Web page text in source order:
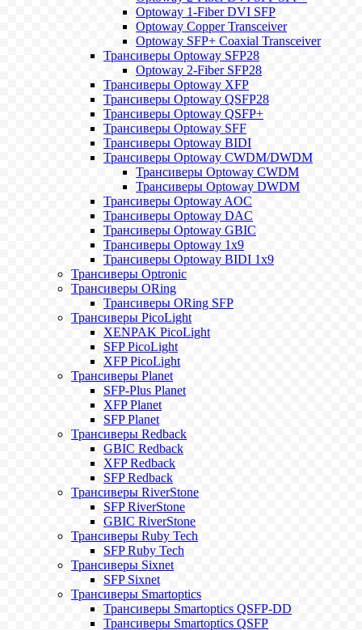
Optoway 1-Fiber DVI SFP
Optoway Copper Transceiver
Optoway SFP+ Coaxial Transceiver
Трансиверы Optoway SFP28
Optoway 2-Fiber SFP28
Трансиверы Optoway XFP
Трансиверы Optoway QSFP28
Трансиверы Optoway QSFP+
Трансиверы Optoway SFF
Трансиверы Optoway BIDI
Трансиверы Optoway CWDM/DWDM
Трансиверы Optoway CWDM
Трансиверы Optoway DWDM
Трансиверы Optoway AOC
Трансиверы Optoway DAC
Трансиверы Optoway GBIC
Трансиверы Optoway 1х9
Трансиверы Optoway BIDI 1x9
Трансиверы Optronic
Трансиверы ORing
Трансиверы ORing SFP
Трансиверы PicoLight
XENPAK PicoLight
SFP PicoLight
XFP PicoLight
Трансиверы Planet
SFP-Plus Planet
XFP Planet
SFP Planet
Трансиверы Redback
GBIC Redback
XFP Redback
SFP Redback
Трансиверы RiverStone
SFP RiverStone
GBIC RiverStone
Трансиверы Ruby Tech
SFP Ruby Tech
Трансиверы Sixnet
SFP Sixnet
Трансиверы Smartoptics
Трансиверы Smartoptics QSFP-DD
Трансиверы Smartoptics QSFP